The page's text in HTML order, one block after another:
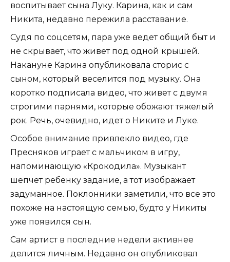
воспитывает сына Луку. Карина, как и сам
Никита, недавно пережила расставание.
Судя по соцсетям, пара уже ведет общий быт и
не скрывает, что живет под одной крышей.
Накануне Карина опубликовала сторис с
сыном, который веселится под музыку. Она
коротко подписала видео, что живет с двумя
строгими парнями, которые обожают тяжелый
рок. Речь, очевидно, идет о Никите и Луке.
Особое внимание привлекло видео, где
Пресняков играет с мальчиком в игру,
напоминающую «Крокодила». Музыкант
шепчет ребенку задание, а тот изображает
задуманное. Поклонники заметили, что все это
похоже на настоящую семью, будто у Никиты
уже появился сын.
Сам артист в последние недели активнее
делится личным. Недавно он опубликовал